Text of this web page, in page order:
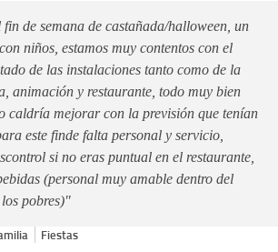
de semana de castañada/halloween, un
niños, estamos muy contentos con el
de las instalaciones tanto como de la
animación y restaurante, todo muy bien
caldría mejorar con la previsión que tenían
este finde falta personal y servicio,
si no eras puntual en el restaurante,
(personal muy amable dentro del
pobres)"
Fiestas